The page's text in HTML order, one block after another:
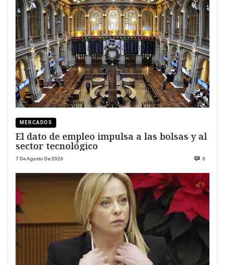
MERCADOS
El dato de empleo impulsa a las bolsas y al
sector tecnológico
7 De Agosto De 2026 0